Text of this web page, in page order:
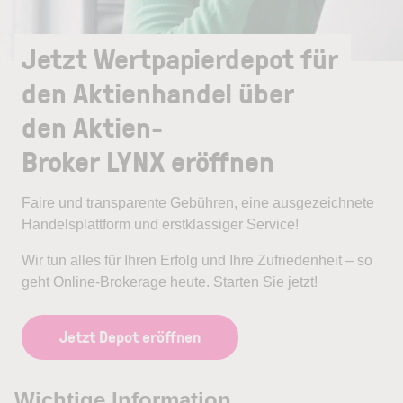
Jetzt Wertpapierdepot für
den Aktienhandel über
den Aktien-
Broker LYNX eröffnen
Faire und transparente Gebühren, eine ausgezeichnete
Handelsplattform und erstklassiger Service!
Wir tun alles für Ihren Erfolg und Ihre Zufriedenheit – so
geht Online-Brokerage heute. Starten Sie jetzt!
Jetzt Depot eröffnen